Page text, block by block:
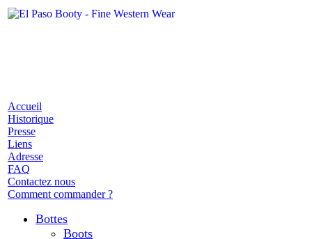
Accueil
Historique
Presse
Liens
Adresse
FAQ
Contactez nous
Comment commander ?
Bottes
Boots